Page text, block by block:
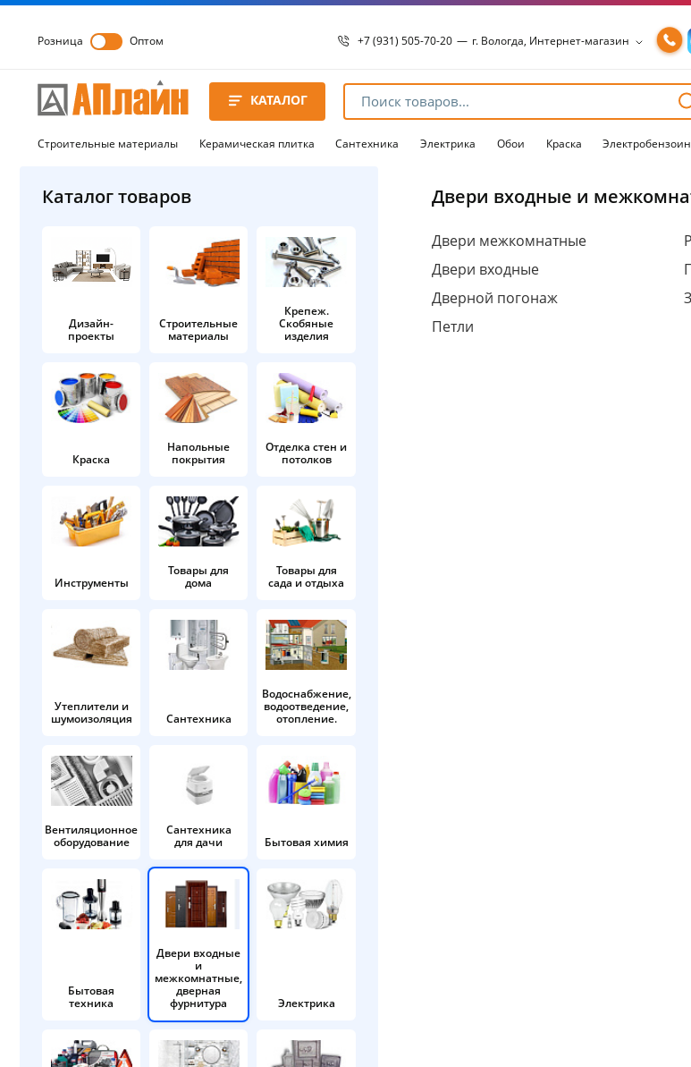
Розница Оптом +7 (931) 505-70-20 — г. Вологда, Интернет-магазин
8 8172 54-15-98
8 8172 54-15-96
г. Вологда, Пошехонское ш., 18
КАТАЛОГ
Строительные материалы Керамическая плитка Сантехника Электрика Обои Краска
Каталог товаров
Дизайн-
проекты
Строительные
материалы
Крепеж.
Скобяные
изделия
Краска
Напольные
покрытия
Отделка стен и
потолков
Инструменты
Товары для
дома
Товары для
сада и отдыха
Утеплители и
шумоизоляция
Сантехника
Водоснабжение,
водоотведение,
отопление.
Вентиляционное
оборудование
Сантехника
для дачи
Бытовая химия
Бытовая
техника
Двери входные
и
межкомнатные,
дверная
фурнитура
Электрика
Двери входные и
Двери межкомнатные
Двери входные
Дверной погонаж
Петли
Для клиентов всех банков
Разбейтеоплату
на части